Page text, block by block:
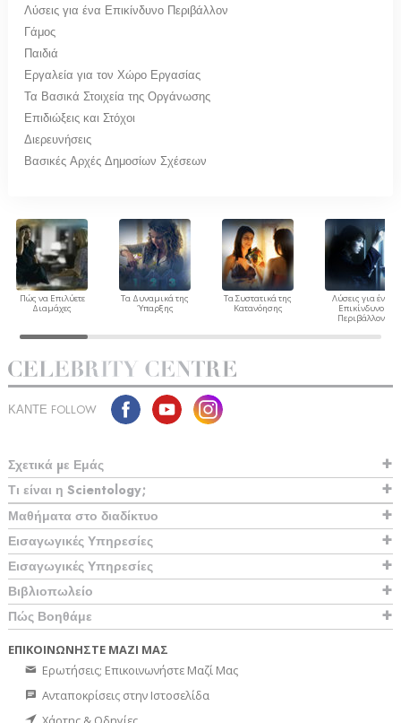
Λύσεις για ένα Επικίνδυνο Περιβάλλον
Γάμος
Παιδιά
Εργαλεία για τον Χώρο Εργασίας
Τα Βασικά Στοιχεία της Οργάνωσης
Επιδιώξεις και Στόχοι
Διερευνήσεις
Βασικές Αρχές Δημοσίων Σχέσεων
Πώς να Επιλύετε
Διαμάχες
Τα Δυναμικά της
Ύπαρξης
Τα Συστατικά της
Κατανόησης
Λύσεις για ένα
Επικίνδυνο
Περιβάλλον
ΚΑΝΤΕ FOLLOW
Σχετικά µε Εμάς
Τι είναι η Scientology;
Μαθήματα στο διαδίκτυο
Εισαγωγικές Υπηρεσίες
Εισαγωγικές Υπηρεσίες
Βιβλιοπωλείο
Πώς Βοηθάμε
ΕΠΙΚΟΙΝΩΝΗΣΤΕ ΜΑΖΙ ΜΑΣ
Ερωτήσεις; Επικοινωνήστε Μαζί Μας
Ανταποκρίσεις στην Ιστοσελίδα